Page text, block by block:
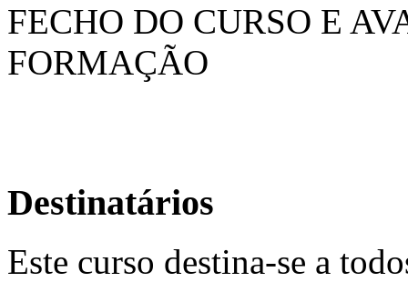
FECHO DO CURSO E
FORMAÇÃO
Destinatários
Este curso destina-se a